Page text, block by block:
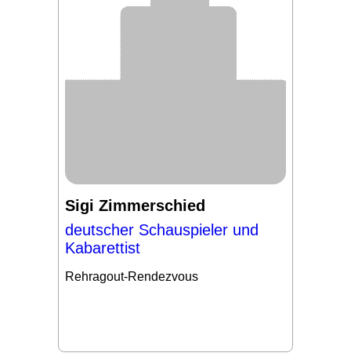
Sigi Zimmerschied
deutscher Schauspieler und
Kabarettist
Rehragout-Rendezvous